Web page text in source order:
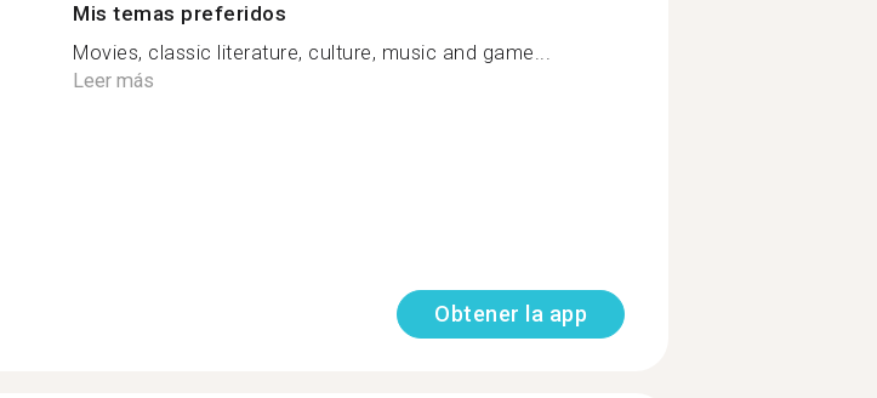
Mis temas preferidos
Movies, classic literature, culture, music and game...
Leer más
Obtener la app